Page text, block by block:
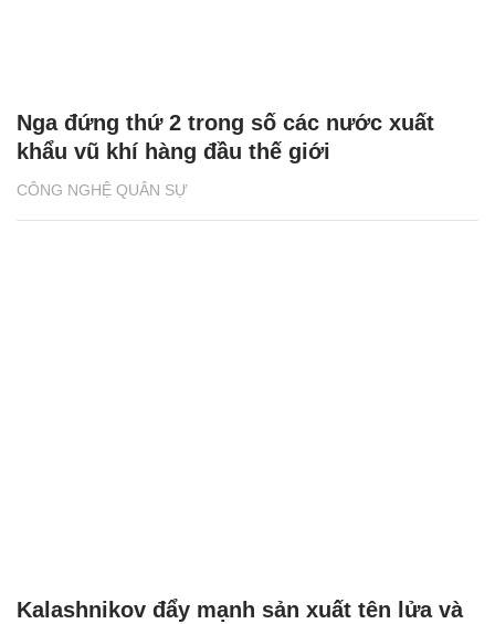
CÔNG NGHỆ QUÂN SỰ
Nga đứng thứ 2 trong số các nước xuất
khẩu vũ khí hàng đầu thế giới
Kalashnikov đẩy mạnh sản xuất tên lửa và